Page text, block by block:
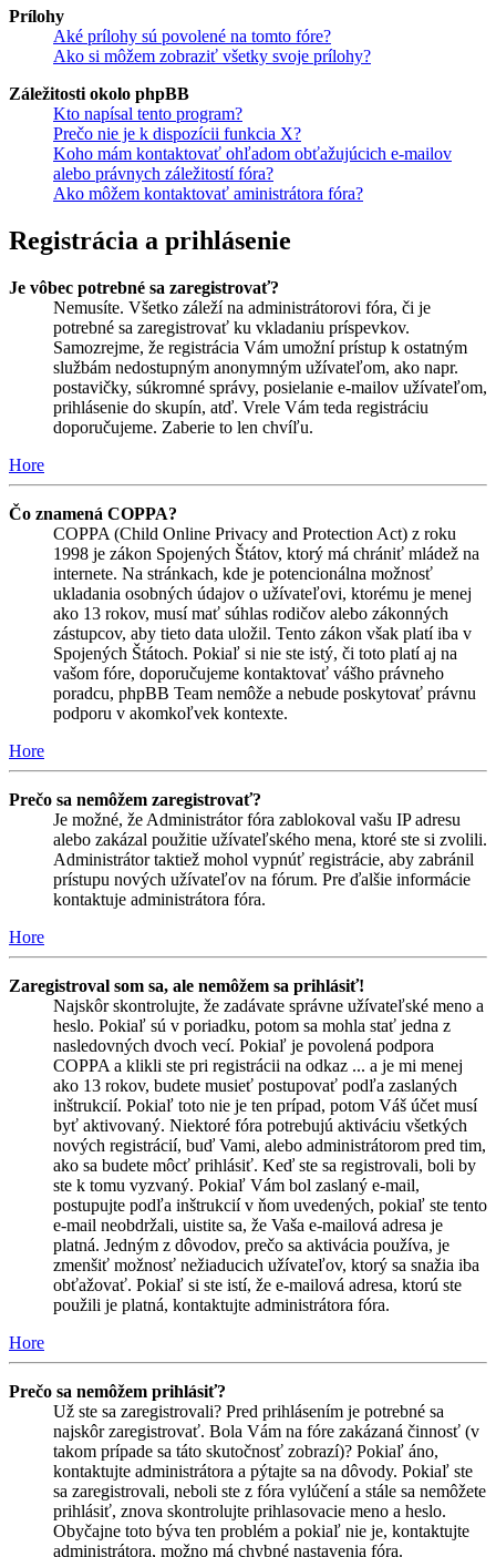
Prílohy
Aké prílohy sú povolené na tomto fóre?
Ako si môžem zobraziť všetky svoje prílohy?
Záležitosti okolo phpBB
Kto napísal tento program?
Prečo nie je k dispozícii funkcia X?
Koho mám kontaktovať ohľadom obťažujúcich e-mailov
alebo právnych záležitostí fóra?
Ako môžem kontaktovať aministrátora fóra?
Registrácia a prihlásenie
Je vôbec potrebné sa zaregistrovať?
Nemusíte. Všetko záleží na administrátorovi fóra, či je
potrebné sa zaregistrovať ku vkladaniu príspevkov.
Samozrejme, že registrácia Vám umožní prístup k ostatným
službám nedostupným anonymným užívateľom, ako napr.
postavičky, súkromné správy, posielanie e-mailov užívateľom,
prihlásenie do skupín, atď. Vrele Vám teda registráciu
doporučujeme. Zaberie to len chvíľu.
Hore
Čo znamená COPPA?
COPPA (Child Online Privacy and Protection Act) z roku
1998 je zákon Spojených Štátov, ktorý má chrániť mládež na
internete. Na stránkach, kde je potencionálna možnosť
ukladania osobných údajov o užívateľovi, ktorému je menej
ako 13 rokov, musí mať súhlas rodičov alebo zákonných
zástupcov, aby tieto data uložil. Tento zákon však platí iba v
Spojených Štátoch. Pokiaľ si nie ste istý, či toto platí aj na
vašom fóre, doporučujeme kontaktovať vášho právneho
poradcu, phpBB Team nemôže a nebude poskytovať právnu
podporu v akomkoľvek kontexte.
Hore
Prečo sa nemôžem zaregistrovať?
Je možné, že Administrátor fóra zablokoval vašu IP adresu
alebo zakázal použitie užívateľského mena, ktoré ste si zvolili.
Administrátor taktiež mohol vypnúť registrácie, aby zabránil
prístupu nových užívateľov na fórum. Pre ďalšie informácie
kontaktuje administrátora fóra.
Hore
Zaregistroval som sa, ale nemôžem sa prihlásiť!
Najskôr skontrolujte, že zadávate správne užívateľské meno a
heslo. Pokiaľ sú v poriadku, potom sa mohla stať jedna z
nasledovných dvoch vecí. Pokiaľ je povolená podpora
COPPA a klikli ste pri registrácii na odkaz ... a je mi menej
ako 13 rokov, budete musieť postupovať podľa zaslaných
inštrukcií. Pokiaľ toto nie je ten prípad, potom Váš účet musí
byť aktivovaný. Niektoré fóra potrebujú aktiváciu všetkých
nových registrácií, buď Vami, alebo administrátorom pred tim,
ako sa budete môcť prihlásiť. Keď ste sa registrovali, boli by
ste k tomu vyzvaný. Pokiaľ Vám bol zaslaný e-mail,
postupujte podľa inštrukcií v ňom uvedených, pokiaľ ste tento
e-mail neobdržali, uistite sa, že Vaša e-mailová adresa je
platná. Jedným z dôvodov, prečo sa aktivácia používa, je
zmenšiť možnosť nežiaducich užívateľov, ktorý sa snažia iba
obťažovať. Pokiaľ si ste istí, že e-mailová adresa, ktorú ste
použili je platná, kontaktujte administrátora fóra.
Hore
Prečo sa nemôžem prihlásiť?
Už ste sa zaregistrovali? Pred prihlásením je potrebné sa
najskôr zaregistrovať. Bola Vám na fóre zakázaná činnosť (v
takom prípade sa táto skutočnosť zobrazí)? Pokiaľ áno,
kontaktujte administrátora a pýtajte sa na dôvody. Pokiaľ ste
sa zaregistrovali, neboli ste z fóra vylúčení a stále sa nemôžete
prihlásiť, znova skontrolujte prihlasovacie meno a heslo.
Obyčajne toto býva ten problém a pokiaľ nie je, kontaktujte
administrátora, možno má chybné nastavenia fóra.